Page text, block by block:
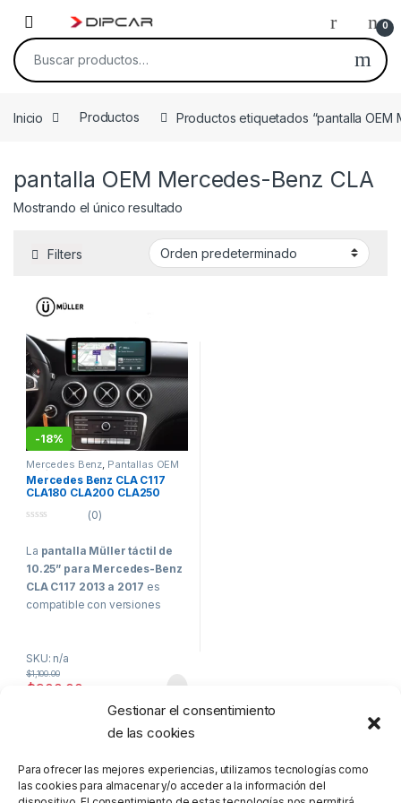
Gestionar el consentimiento
de las cookies
Para ofrecer las mejores experiencias, utilizamos tecnologías como
las cookies para almacenar y/o acceder a la información del
0
Buscar por:
Inicio Productos Productos etiquetados “pantalla OEM
pantalla OEM Mercedes-Benz CLA
Mostrando el único resultado
Filters
-18%
Mercedes Benz Pantallas OEM
Vehículos de Alta Gama
Mercedes Benz CLA C117
CLA180 CLA200 CLA250
CarPlay Android
u
t
o
f
5
(0)
La pantalla Müller táctil de
10.25” para Mercedes-Benz
CLA C117 2013 a 2017 es
compatible con versiones
elespacio original del
vehículo
sensores de
ycámara de
sistema operativo propio
basado en Linuxylicencia
SKU: n/a
$900.00
$1,100.00
Mostrando el único resultado